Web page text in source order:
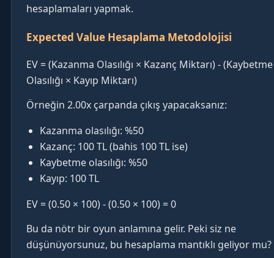
hesaplamaları yapmak.
Expected Value Hesaplama Metodolojisi
EV = (Kazanma Olasılığı × Kazanç Miktarı) - (Kaybetme
Olasılığı × Kayıp Miktarı)
Örneğin 2.00x çarpanda çıkış yapacaksanız:
Kazanma olasılığı: %50
Kazanç: 100 TL (bahis 100 TL ise)
Kaybetme olasılığı: %50
Kayıp: 100 TL
EV = (0.50 × 100) - (0.50 × 100) = 0
Bu da nötr bir oyun anlamına gelir. Peki siz ne
düşünüyorsunuz, bu hesaplama mantıklı geliyor mu?